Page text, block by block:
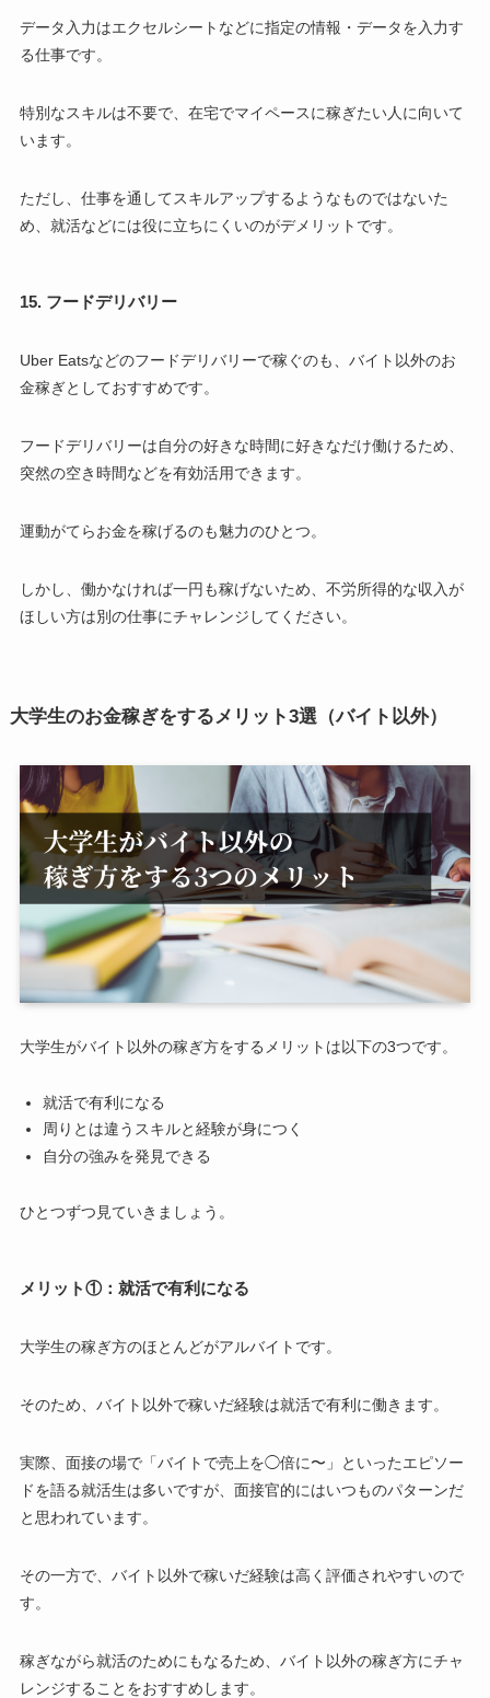
データ入力はエクセルシートなどに指定の情報・データを入力す
る仕事です。
特別なスキルは不要で、在宅でマイペースに稼ぎたい人に向いて
います。
ただし、仕事を通してスキルアップするようなものではないた
め、就活などには役に立ちにくいのがデメリットです。
15. フードデリバリー
Uber Eatsなどのフードデリバリーで稼ぐのも、バイト以外のお
金稼ぎとしておすすめです。
フードデリバリーは自分の好きな時間に好きなだけ働けるため、
突然の空き時間などを有効活用できます。
運動がてらお金を稼げるのも魅力のひとつ。
しかし、働かなければ一円も稼げないため、不労所得的な収入が
ほしい方は別の仕事にチャレンジしてください。
大学生のお金稼ぎをするメリット3選（バイト以外）
大学生がバイト以外の稼ぎ方をするメリットは以下の3つです。
就活で有利になる
周りとは違うスキルと経験が身につく
自分の強みを発見できる
ひとつずつ見ていきましょう。
メリット①：就活で有利になる
大学生の稼ぎ方のほとんどがアルバイトです。
そのため、バイト以外で稼いだ経験は就活で有利に働きます。
実際、面接の場で「バイトで売上を◯倍に〜」といったエピソー
ドを語る就活生は多いですが、面接官的にはいつものパターンだ
と思われています。
その一方で、バイト以外で稼いだ経験は高く評価されやすいので
す。
稼ぎながら就活のためにもなるため、バイト以外の稼ぎ方にチャ
レンジすることをおすすめします。